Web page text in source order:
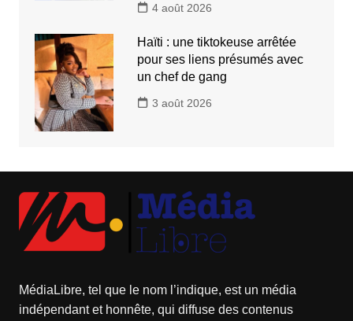
4 août 2026
Haïti : une tiktokeuse arrêtée
pour ses liens présumés avec
un chef de gang
3 août 2026
MédiaLibre, tel que le nom l’indique, est un média
indépendant et honnête, qui diffuse des contenus